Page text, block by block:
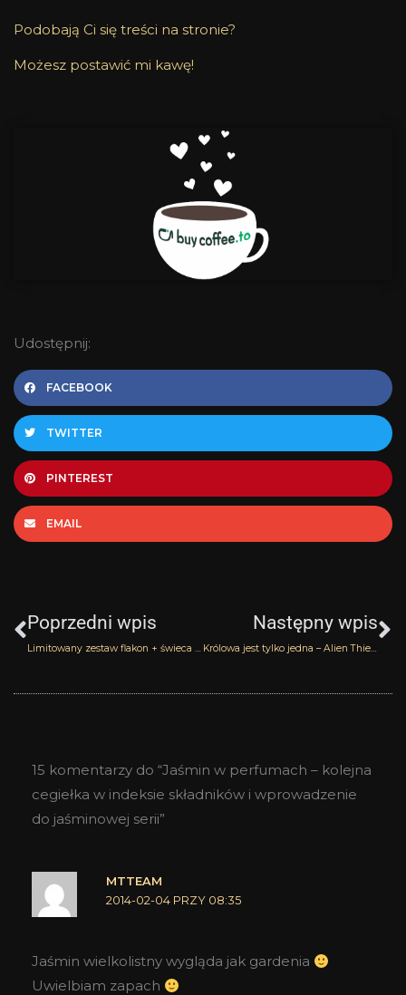
Podobają Ci się treści na stronie?
Możesz postawić mi kawę!
Udostępnij:
FACEBOOK
TWITTER
PINTEREST
EMAIL
Poprzedni wpis Następny wpis
Królowa jest tylko jedna – Alien Thierry Mugler
15 komentarzy do “Jaśmin w perfumach – kolejna
cegiełka w indeksie składników i wprowadzenie
do jaśminowej serii”
MTTEAM
2014-02-04 PRZY 08:35
Jaśmin wielkolistny wygląda jak gardenia
Uwielbiam zapach